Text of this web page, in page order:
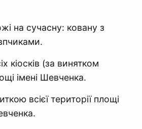
на сучасну: ковану з
кіосків (за винятком
імені Шевченка.
всієї території площі